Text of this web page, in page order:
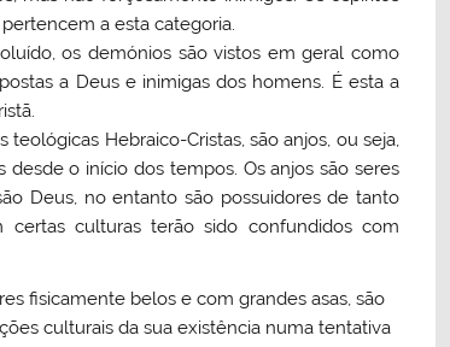
a esta categoria.
os demónios são vistos em geral como
a Deus e inimigas dos homens. É esta a
teológicas Hebraico-Cristas, são anjos, ou seja,
desde o início dos tempos. Os anjos são seres
Deus, no entanto são possuidores de tanto
culturas terão sido confundidos com
fisicamente belos e com grandes asas, são
culturais da sua existência numa tentativa